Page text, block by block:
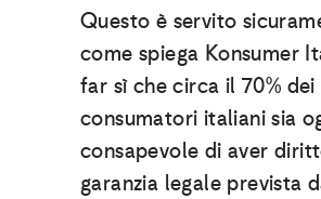
Questo è servito
come spiega Konsumer
far sì che circa il 70% dei
consumatori italiani sia
consapevole di aver
garanzia legale prevista